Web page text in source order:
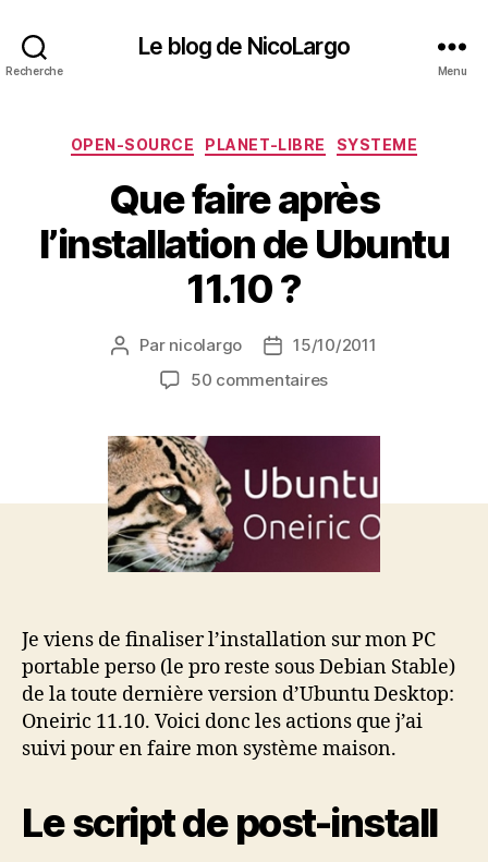
Recherche
Le blog de NicoLargo
Menu
Catégories
OPEN-SOURCE PLANET-LIBRE SYSTEME
Que faire après
l’installation de Ubuntu
11.10 ?
Auteur
l’article
Par nicolargo
Date15/10/2011
50 commentairessur
l’installation
de
Ubuntu
11.10
?
Je viens de finaliser l’installation sur mon PC
portable perso (le pro reste sous Debian Stable)
de la toute dernière version d’Ubuntu Desktop:
Oneiric 11.10. Voici donc les actions que j’ai
suivi pour en faire mon système maison.
Le script de post-install